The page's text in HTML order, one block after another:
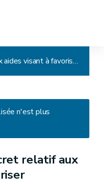
Décret relatif aux aides visant à favoriser l'engagement de demandeurs d'emploi inoccupés par les pouvoirs locaux, régionaux et communautaires, par certains employeurs du secteur non marchand, de l'enseignement (APE)
n'est plus
relatif aux